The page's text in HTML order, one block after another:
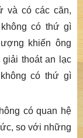
và có các căn,
có thứ gì
khiến ông
thoát an lạc
có thứ gì
có quan hệ
so với những